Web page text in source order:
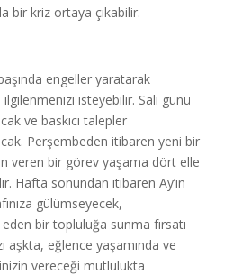
bir kriz ortaya çıkabilir.
engeller yaratarak
isteyebilir. Salı günü
ve baskıcı talepler
Perşembeden itibaren yeni bir
veren bir görev yaşama dört elle
Hafta sonundan itibaren Ay’ın
gülümseyecek,
bir topluluğa sunma fırsatı
aşkta, eğlence yaşamında ve
vereceği mutlulukta